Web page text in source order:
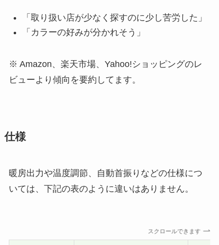
「取り扱い店が少なく探すのに少し苦労した」
「カラーの好みが分かれそう」
※ Amazon、楽天市場、Yahoo!ショッピングのレ
ビューより傾向を要約してます。
仕様
暖房出力や温度調節、自動首振りなどの仕様につ
いては、下記の表のように違いはありません。
スクロールできます